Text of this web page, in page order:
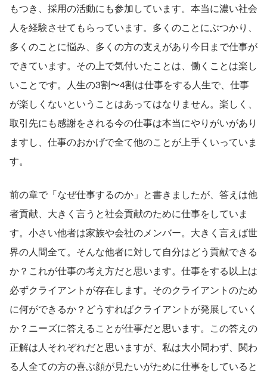
もつき、採用の活動にも参加しています。本当に濃い社会
人を経験させてもらっています。多くのことにぶつかり、
多くのことに悩み、多くの方の支えがあり今日まで仕事が
できています。その上で気付いたことは、働くことは楽し
いことです。人生の3割〜4割は仕事をする人生で、仕事
が楽しくないということはあってはなりません。楽しく、
取引先にも感謝をされる今の仕事は本当にやりがいがあり
ますし、仕事のおかげで全て他のことが上手くいっていま
す。
前の章で「なぜ仕事するのか」と書きましたが、答えは他
者貢献、大きく言うと社会貢献のために仕事をしていま
す。小さい他者は家族や会社のメンバー。大きく言えば世
界の人間全て。そんな他者に対して自分はどう貢献できる
か？これが仕事の考え方だと思います。仕事をする以上は
必ずクライアントが存在します。そのクライアントのため
に何ができるか？どうすればクライアントが発展していく
か？ニーズに答えることが仕事だと思います。この答えの
正解は人それぞれだと思いますが、私は大小問わず、関わ
る人全ての方の喜ぶ顔が見たいがために仕事をしていると